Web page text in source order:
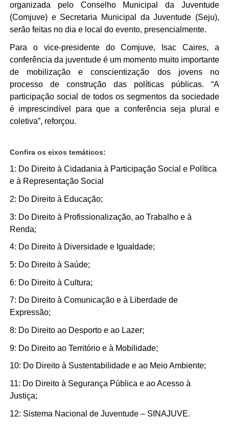
organizada pelo Conselho Municipal da Juventude
(Comjuve) e Secretaria Municipal da Juventude (Seju),
serão feitas no dia e local do evento, presencialmente.
Para o vice-presidente do Comjuve, Isac Caires, a
conferência da juventude é um momento muito importante
de mobilização e conscientização dos jovens no
processo de construção das políticas públicas. “A
participação social de todos os segmentos da sociedade
é imprescindível para que a conferência seja plural e
coletiva”, reforçou.
Confira os eixos temáticos:
1: Do Direito à Cidadania à Participação Social e Política
e à Representação Social
2: Do Direito à Educação;
3: Do Direito à Profissionalização, ao Trabalho e à
Renda;
4: Do Direito à Diversidade e Igualdade;
5: Do Direito à Saúde;
6: Do Direito à Cultura;
7: Do Direito à Comunicação e à Liberdade de
Expressão;
8: Do Direito ao Desporto e ao Lazer;
9: Do Direito ao Território e à Mobilidade;
10: Do Direito à Sustentabilidade e ao Meio Ambiente;
11: Do Direito à Segurança Pública e ao Acesso à
Justiça;
12: Sistema Nacional de Juventude – SINAJUVE.